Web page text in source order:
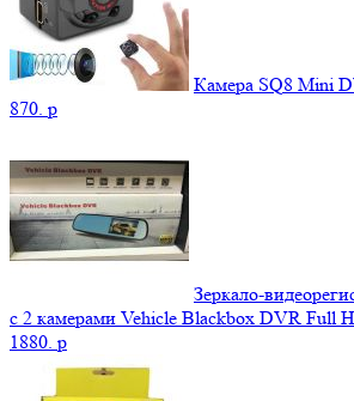
Камера SQ8 Mini
870. p
Зеркало-
с 2 камерами Vehicle Blackbox DVR Full
1880. p